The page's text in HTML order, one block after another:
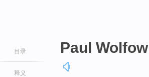
目录
释义
Paul